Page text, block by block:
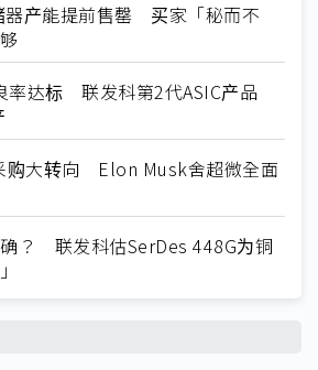
器产能提前售罄 买家「秘而不
率达标 联发科第2代ASIC产品
购大转向 Elon Musk舍超微全面
？ 联发科估SerDes 448G为铜